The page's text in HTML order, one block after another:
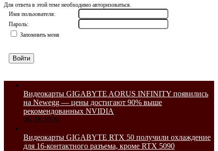
Для ответа в этой теме необходимо авторизоваться.
Имя пользователя:
Пароль:
Запомнить меня
Войти
Видеокарты GIGABYTE AORUS INFINITY появились
на Newegg — цены достигают 90% выше
рекомендованных NVIDIA
06.08.2026
Видеокарты GIGABYTE RTX 50 получили охлаждение
для 16-контактного разъема, кроме RTX 5090